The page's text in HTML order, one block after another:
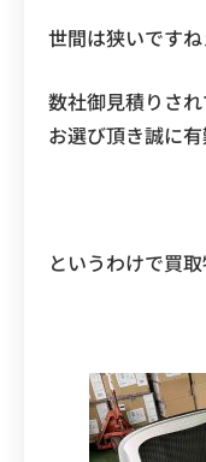
世間は狭いですね
数社御見積りさ
お選び頂き誠に有
というわけで買